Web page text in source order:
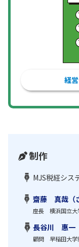
経
制作
MJS税経シス
齋藤 真哉（
座長 横浜国立大
長谷川 惠一
顧問 早稲田大学